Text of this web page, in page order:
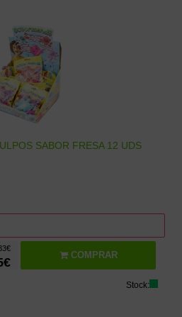
SABOR FRESA 12 UDS
COMPRAR
Stock: